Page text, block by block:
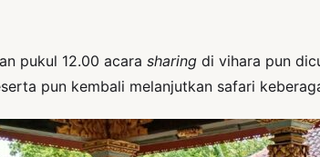
pukul 12.00 acara sharing di vihara pun
pun kembali melanjutkan safari